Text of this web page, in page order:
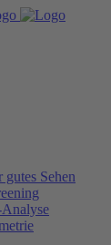
Sehen